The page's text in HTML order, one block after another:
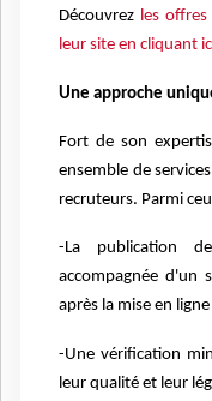
Découvrez les
leur site en cliquant
Une approche
Fort de son
ensemble de
recruteurs. Parmi
-La publication
accompagnée d'un
après la mise en ligne
-Une vérification
leur qualité et leur